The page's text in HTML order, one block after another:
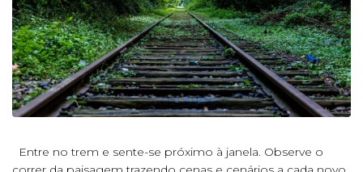
Entre no trem e sente-se próximo à janela. Observe o